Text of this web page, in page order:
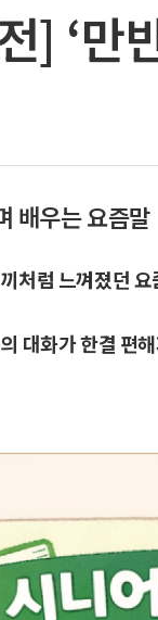
] ‘만
배우는 요즘말
처럼 느껴졌던
대화가 한결 편